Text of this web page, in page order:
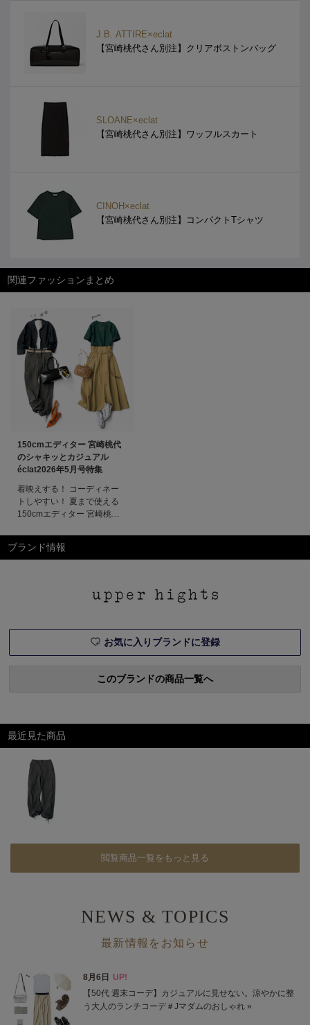
J.B. ATTIRE×eclat
【宮崎桃代さん別注】クリアボストンバッグ
SLOANE×eclat
【宮崎桃代さん別注】ワッフルスカート
CINOH×eclat
【宮崎桃代さん別注】コンパクトTシャツ
関連ファッションまとめ
150cmエディター 宮崎桃代
のシャキッとカジュアル
éclat2026年5月号特集
着映えする！ コーディネー
トしやすい！ 夏まで使える
150cmエディター 宮崎桃代
になるほど、面倒なのはいや
なんです。コーディネートも
愛するブランドに別注をお願
ブランド情報
お気に入りブランドに登録
このブランドの商品一覧へ
最近見た商品
閲覧商品一覧をもっと見る
NEWS & TOPICS
最新情報をお知らせ